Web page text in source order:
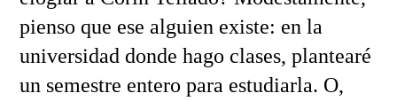
pienso que ese alguien existe: en la
universidad donde hago clases, plantearé
un semestre entero para estudiarla. O,